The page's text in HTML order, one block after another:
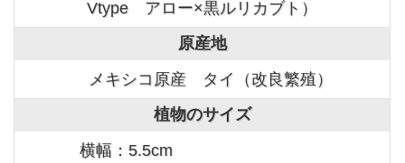
Vtype アロー×黒ルリカブト）
原産地
メキシコ原産 タイ（改良繁殖）
植物のサイズ
横幅：5.5cm